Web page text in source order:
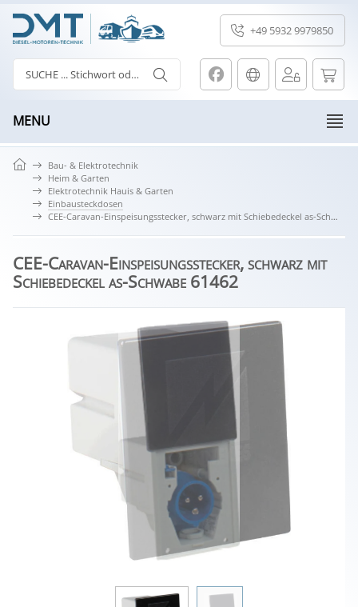
+49 5932 9979850
MENU
Bau- & Elektrotechnik
Heim & Garten
Elektrotechnik Hauis & Garten
Einbausteckdosen
CEE-Caravan-Einspeisungsstecker, schwarz mit Schiebedeckel as-Schwabe 61462
CEE-Caravan-Einspeisungsstecker, schwarz mit
Schiebedeckel as-Schwabe 61462